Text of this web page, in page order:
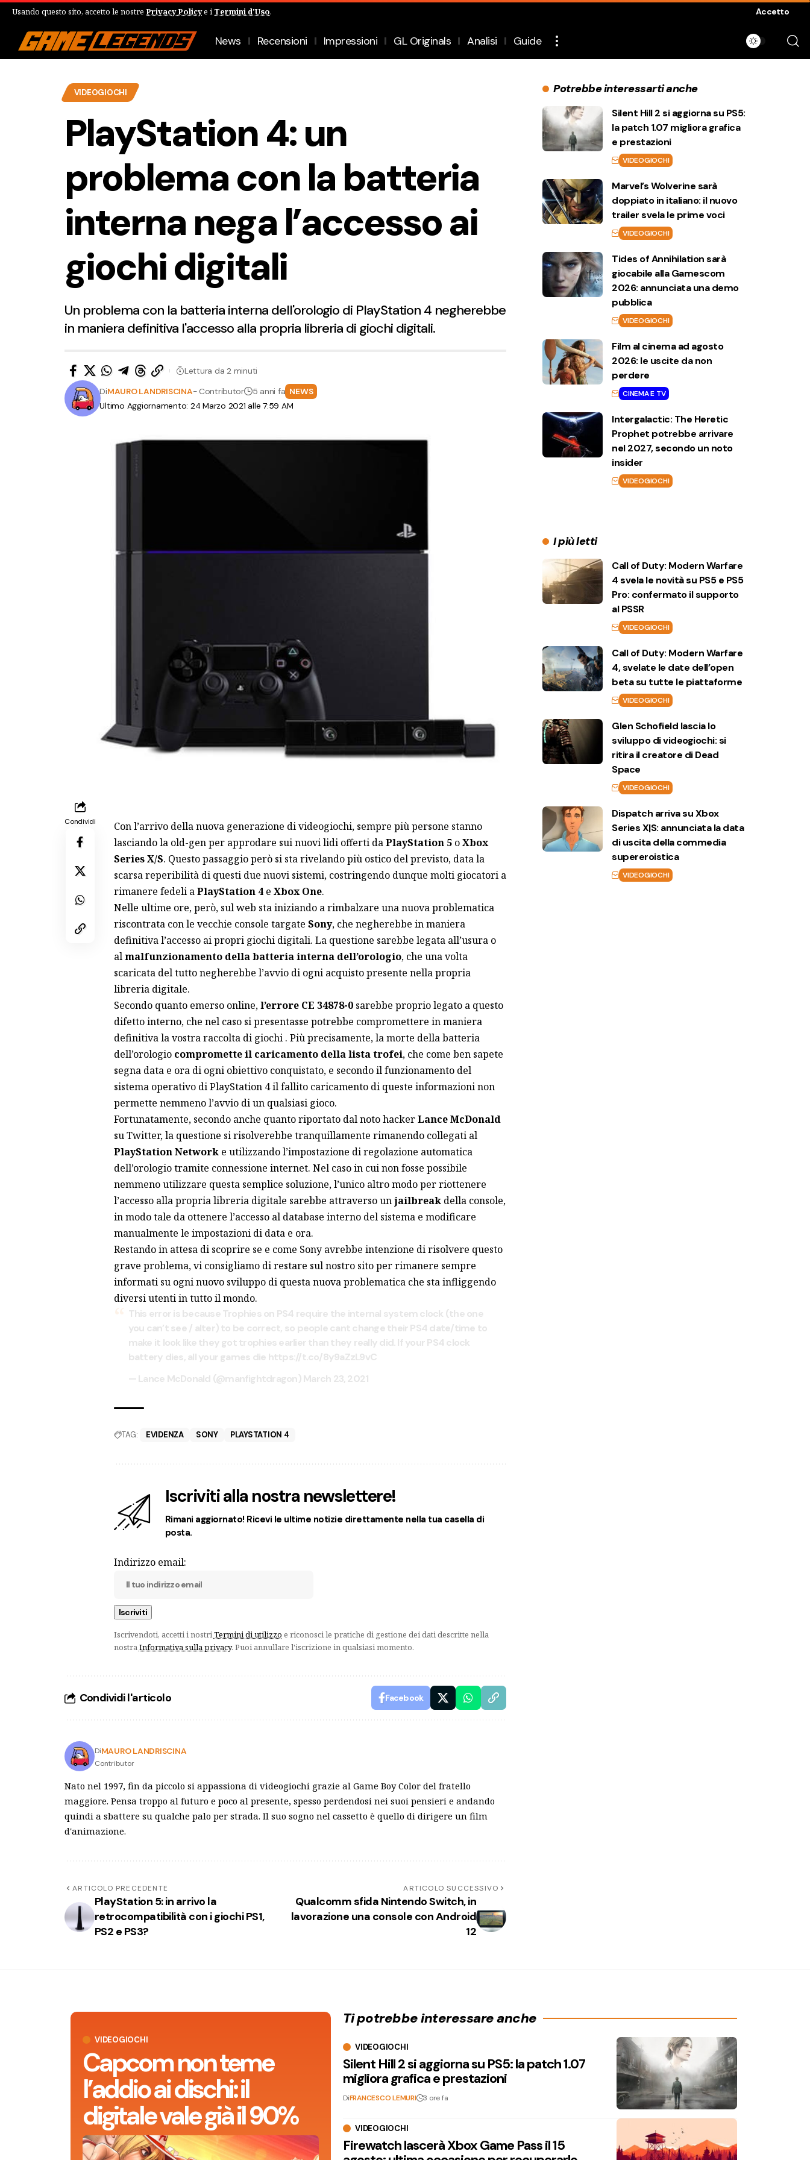
Usando questo sito, accetto le nostre Privacy Policye i Termini d'Uso. Accetto
News Recensioni Impressioni GL Originals Analisi Guide
VIDEOGIOCHI
PlayStation 4: un
problema con la batteria
interna nega l’accesso ai
giochi digitali
Un problema con la batteria interna dell'orologio di PlayStation 4 negherebbe
in maniera definitiva l'accesso alla propria libreria di giochi digitali.
Ultimo Aggiornamento: 24 Marzo 2021 alle 7:59 AM
DiMAURO LANDRISCINA- Contributor 5 anni fa NEWS
Lettura da 2 minuti
Condividi
Con l’arrivo della nuova generazione di videogiochi, sempre più persone stanno
lasciando la old-gen per approdare sui nuovi lidi offerti daPlayStation 5oXbox
Series X/S. Questo passaggio però si sta rivelando più ostico del previsto, data la
scarsa reperibilitàdi questi due nuovi sistemi, costringendo dunque molti giocatori a
rimanere fedeli aPlayStation 4e Xbox One.
Nelle ultime ore, però, sul web sta iniziando a rimbalzare una nuova problematica
riscontrata con le vecchie console targate Sony, che negherebbe in maniera
definitiva l’accesso ai propri giochi digitali. La questione sarebbe legata all’usura o
almalfunzionamento della batteria interna dell’orologio, che una volta
scaricata del tutto negherebbe l’avvio di ogni acquisto presente nella propria
libreria digitale.
Secondo quanto emerso online,l’errore CE 34878-0sarebbe proprio legato a questo
difetto interno, che nel caso si presentasse potrebbe compromettere in maniera
definitiva la vostra raccolta di giochi . Più precisamente, la morte della batteria
dell’orologio compromette il caricamento della lista trofei, che come ben sapete
segna data e ora di ogni obiettivo conquistato, e secondo il funzionamento del
sistema operativo di PlayStation 4 il fallito caricamento di queste informazioni non
permette nemmeno l’avvio di un qualsiasi gioco.
Fortunatamente, secondo anche quanto riportato dal noto hackerLance McDonald
su Twitter, la questione si risolverebbe tranquillamente rimanendo collegati al
PlayStation Networke utilizzando l’impostazione di regolazione automatica
dell’orologio tramite connessione internet. Nel caso in cui non fosse possibile
nemmeno utilizzare questa semplice soluzione, l’unico altro modo per riottenere
l’accesso alla propria libreria digitale sarebbe attraverso unjailbreakdella console,
in modo tale da ottenere l’accesso al database interno del sistema e modificare
manualmente le impostazioni di data e ora.
Restando in attesa di scoprire se e come Sony avrebbe intenzione di risolvere questo
grave problema, vi consigliamo di restare sul nostro sito per rimanere sempre
informati su ogni nuovo sviluppo di questa nuova problematica che sta infliggendo
diversi utenti in tutto il mondo.
This error is because Trophies on PS4 require the internal system clock (the one
you can’t see / alter) to be correct, so people cant change their PS4 date/time to
make it look like they got trophies earlier than they really did. If your PS4 clock
battery dies, all your games die https://t.co/8y9aZzL9vC
— Lance McDonald (@manfightdragon)March 23, 2021
TAG: EVIDENZA SONY PLAYSTATION 4
Iscriviti alla nostra newslettere!
Rimani aggiornato! Ricevi le ultime notizie direttamente nella tua casella di
posta.
Indirizzo email:
Iscrivendoti, accetti i nostriTermini di utilizzo e riconosci le pratiche di gestione dei dati descritte nella
nostraInformativa sulla privacy. Puoi annullare l'iscrizione in qualsiasi momento.
Condividi l'articolo Facebook
DiMAURO LANDRISCINA
Contributor
Nato nel 1997, fin da piccolo si appassiona di videogiochi grazie al Game Boy Color del fratello
maggiore. Pensa troppo al futuro e poco al presente, spesso perdendosi nei suoi pensieri e andando
quindi a sbattere su qualche palo per strada. Il suo sogno nel cassetto è quello di dirigere un film
d'animazione.
ARTICOLO PRECEDENTE
PlayStation 5: in arrivo la
retrocompatibilità con i giochi PS1,
PS2 e PS3?
ARTICOLO SUCCESSIVO
Qualcomm sfida Nintendo Switch, in
lavorazione una console con Android
12
Potrebbe interessarti anche
Silent Hill 2 si aggiorna su PS5:
la patch 1.07 migliora grafica
e prestazioni
VIDEOGIOCHI
Marvel’s Wolverine sarà
doppiato in italiano: il nuovo
trailer svela le prime voci
VIDEOGIOCHI
Tides of Annihilation sarà
giocabile alla Gamescom
2026: annunciata una demo
pubblica
VIDEOGIOCHI
Film al cinema ad agosto
2026: le uscite da non
perdere
CINEMA E TV
Intergalactic: The Heretic
Prophet potrebbe arrivare
nel 2027, secondo un noto
insider
VIDEOGIOCHI
I più letti
Call of Duty: Modern Warfare
4 svela le novità su PS5 e PS5
Pro: confermato il supporto
al PSSR
VIDEOGIOCHI
Call of Duty: Modern Warfare
4, svelate le date dell’open
beta su tutte le piattaforme
VIDEOGIOCHI
Glen Schofield lascia lo
sviluppo di videogiochi: si
ritira il creatore di Dead
Space
VIDEOGIOCHI
Dispatch arriva su Xbox
Series X|S: annunciata la data
di uscita della commedia
supereroistica
VIDEOGIOCHI
VIDEOGIOCHI
Capcom non teme
l’addio ai dischi: il
digitale vale già il 90%
Ti potrebbe interessare anche
VIDEOGIOCHI
Silent Hill 2 si aggiorna su PS5: la patch 1.07
migliora grafica e prestazioni
DiFRANCESCO LEMURI 3 ore fa
VIDEOGIOCHI
Firewatch lascerà Xbox Game Pass il 15